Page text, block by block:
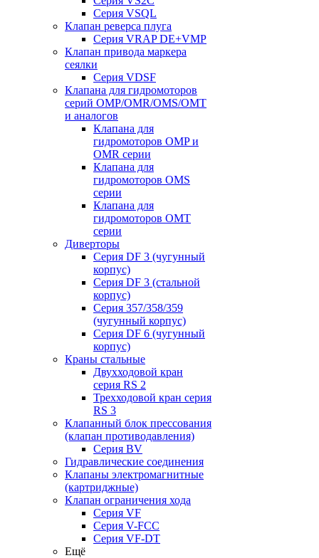
Серия VSQL
Клапан реверса плуга
Серия VRAP DE+VMP
Клапан привода маркера
сеялки
Серия VDSF
Клапана для гидромоторов
серий OMP/OMR/OMS/OMT
и аналогов
Клапана для
гидромоторов OMP и
OMR серии
Клапана для
гидромоторов OMS
серии
Клапана для
гидромоторов OMT
серии
Диверторы
Серия DF 3 (чугунный
корпус)
Серия DF 3 (стальной
корпус)
Серия 357/358/359
(чугунный корпус)
Серия DF 6 (чугунный
корпус)
Краны стальные
Двухходовой кран
серия RS 2
Трехходовой кран серия
RS 3
Клапанный блок прессования
(клапан противодавления)
Серия BV
Гидравлические соединения
Клапаны электромагнитные
(картриджные)
Клапан ограничения хода
Серия VF
Серия V-FCC
Серия VF-DT
Ещё